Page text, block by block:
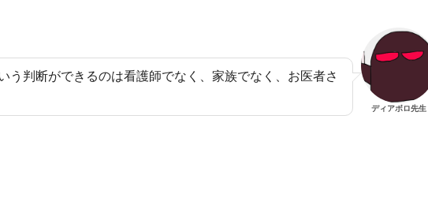
う判断ができるのは看護師でなく、家族でなく、お医者さ
ディアボロ先生